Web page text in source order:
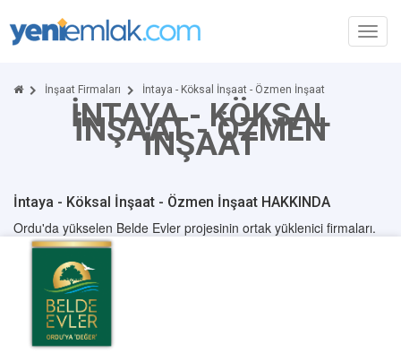
İnşaat Firmaları İntaya - Köksal İnşaat - Özmen İnşaat
İNTAYA - KÖKSAL
İNŞAAT - ÖZMEN
İNŞAAT
İntaya - Köksal İnşaat - Özmen İnşaat HAKKINDA
Ordu'da yükselen Belde Evler projesinin ortak yüklenici firmaları.